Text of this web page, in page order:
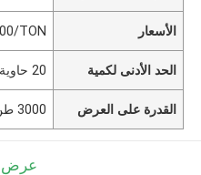
الأسعار TON
الحد الأدنى لكمية 20 حاوية GP
القدرة على العرض 3000 طن شهريا
عرض